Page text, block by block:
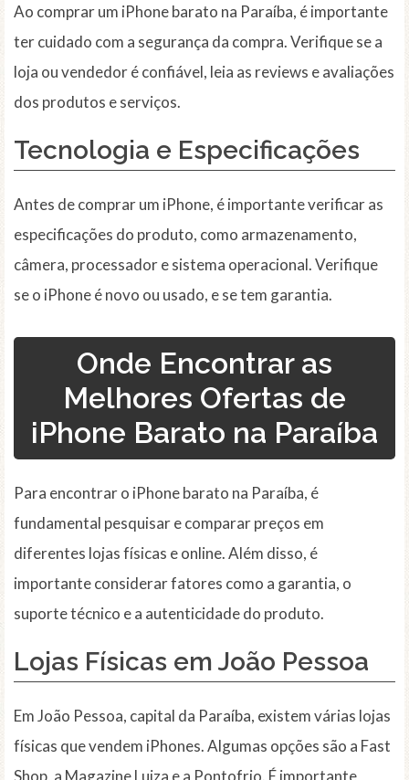
Ao comprar um iPhone barato na Paraíba, é importante
ter cuidado com a segurança da compra. Verifique se a
loja ou vendedor é confiável, leia as reviews e avaliações
dos produtos e serviços.
Tecnologia e Especificações
Antes de comprar um iPhone, é importante verificar as
especificações do produto, como armazenamento,
câmera, processador e sistema operacional. Verifique
se o iPhone é novo ou usado, e se tem garantia.
Onde Encontrar as
Melhores Ofertas de
iPhone Barato na Paraíba
Para encontrar o iPhone barato na Paraíba, é
fundamental pesquisar e comparar preços em
diferentes lojas físicas e online. Além disso, é
importante considerar fatores como a garantia, o
suporte técnico e a autenticidade do produto.
Lojas Físicas em João Pessoa
Em João Pessoa, capital da Paraíba, existem várias lojas
físicas que vendem iPhones. Algumas opções são a Fast
Shop, a Magazine Luiza e a Pontofrio. É importante